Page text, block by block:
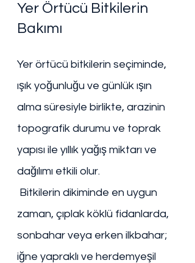
Yer Örtücü Bitkilerin
Bakımı
Yer örtücü bitkilerin seçiminde,
ışık yoğunluğu ve günlük ışın
alma süresiyle birlikte, arazinin
topografik durumu ve toprak
yapısı ile yıllık yağış miktarı ve
dağılımı etkili olur.
zaman, çıplak köklü fidanlarda,
sonbahar veya erken ilkbahar;
iğne yapraklı ve herdemyeşil